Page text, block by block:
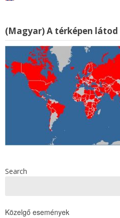
(Magyar) A térképen
Search
Közelgő események